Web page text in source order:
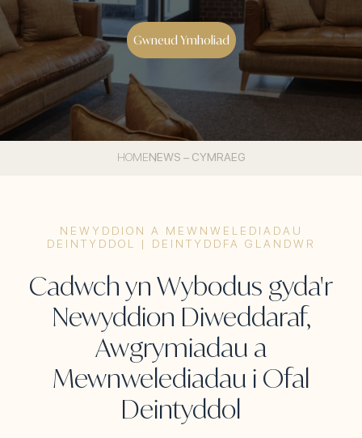
Gwneud Ymholiad
HOMENEWS – CYMRAEG
NEWYDDION A MEWNWELEDIADAU
DEINTYDDOL | DEINTYDDFA GLANDWR
Cadwch yn Wybodus gyda'r
Newyddion Diweddaraf,
Awgrymiadau a
Mewnwelediadau i Ofal
Deintyddol